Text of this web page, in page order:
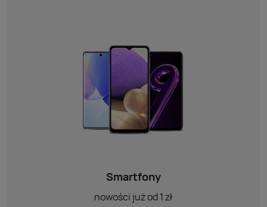
Smartfony
nowości już od 1 zł